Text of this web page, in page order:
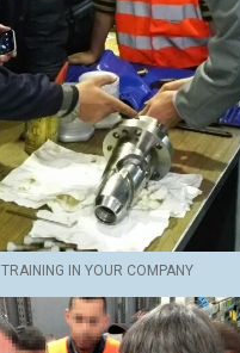
TRAINING IN YOUR COMPANY